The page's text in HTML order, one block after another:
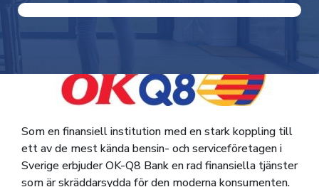
Som en finansiell institution med en stark koppling till
ett av de mest kända bensin- och serviceföretagen i
Sverige erbjuder OK-Q8 Bank en rad finansiella tjänster
som är skräddarsydda för den moderna konsumenten.